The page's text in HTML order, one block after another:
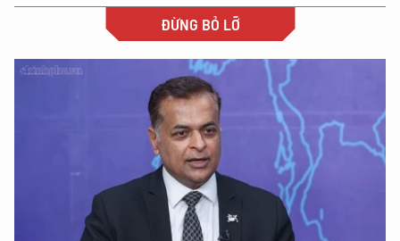
ĐỪNG BỎ LỠ